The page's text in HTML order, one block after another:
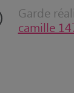
Garde
camille